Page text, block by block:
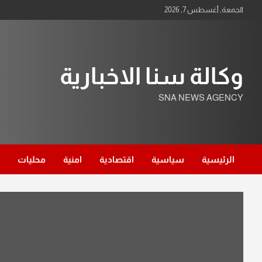
الجمعة, أغسطس 7, 2026
وكالة سنا الاخبارية
SNA NEWS AGENCY
الرئيسية سياسية اقتصادية امنية محليات